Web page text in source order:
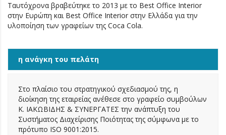
Ταυτόχρονα βραβεύτηκε το 2013 με το Best Office Interior
στην Ευρώπη και Best Office Interior στην Ελλάδα για την
υλοποίηση των γραφείων της Coca Cola.
η ανάγκη του πελάτη
Στο πλαίσιο του στρατηγικού σχεδιασμού της, η
διοίκηση της εταιρείας ανέθεσε στο γραφείο συμβούλων
Κ. ΙΑΚΩΒΙΔΗΣ & ΣΥΝΕΡΓΑΤΕΣ την ανάπτυξη του
Συστήματος Διαχείρισης Ποιότητας της σύμφωνα με το
πρότυπο ISO 9001:2015.